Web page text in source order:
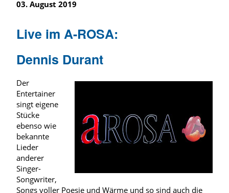
03. August 2019
Live im A-ROSA:
Dennis Durant
Der
Entertainer
singt eigene
Stücke
ebenso wie
bekannte
Lieder
anderer
Singer-
Songwriter,
Songs voller Poesie und Wärme und so sind auch die